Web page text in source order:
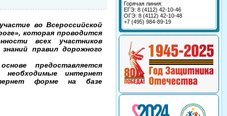
во Всероссийской
которая проводится
всех участников
правил дорожного
предоставляется
необходимые интернет
форме на базе
Горячая линия:
ЕГЭ: 8 (4112) 42-10-46
ОГЭ: 8 (4112) 42-10-48
+7 (495) 984-89-19